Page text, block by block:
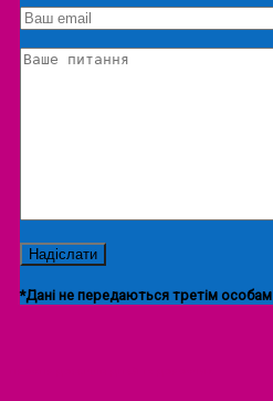
Екскурсія/локація
*Дані не передаються третім особам